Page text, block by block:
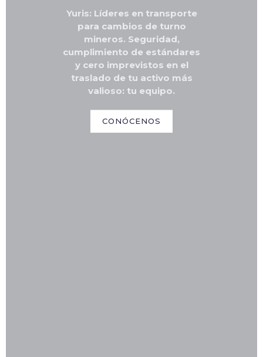
Yuris: Líderes en transporte
para cambios de turno
mineros. Seguridad,
cumplimiento de estándares
y cero imprevistos en el
traslado de tu activo más
valioso: tu equipo.
CONÓCENOS
Evolucionamos para superar
cada estándar. En Yuris,
aplicamos I+D constante
para que tu seguridad y
eficiencia nunca se detengan.
INNOVACIÓN
adaptados al
sector de turismo y
negocios. Si buscas
marcar la
diferencia y
asegurar un
trayecto sin
Yuris es tu mejor
aliado."